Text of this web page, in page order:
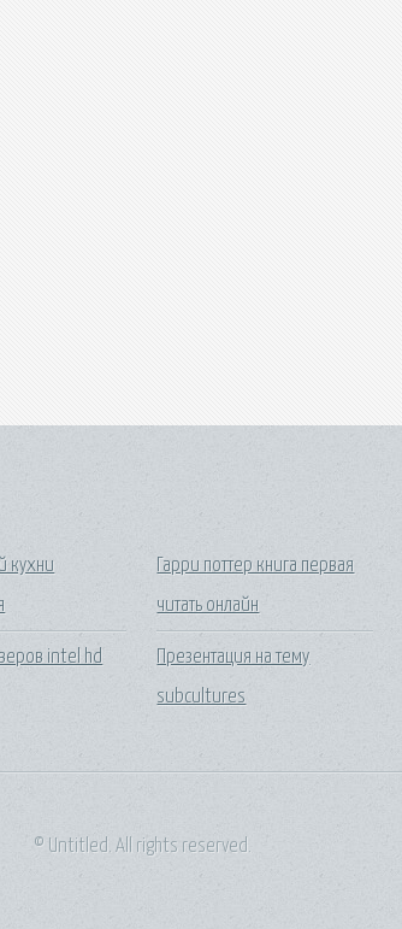
кухни
intel hd
Гарри поттер книга первая
читать онлайн
Презентация на тему
subcultures
© Untitled. All rights reserved.